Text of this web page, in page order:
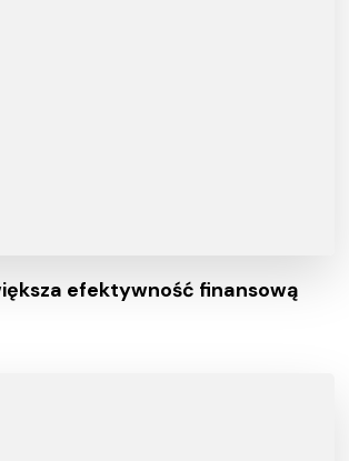
efektywność finansową